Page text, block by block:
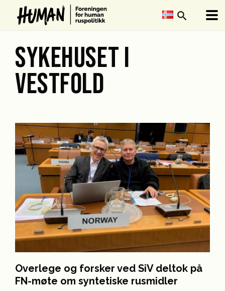
search
SYKEHUSET I
VESTFOLD
Overlege og forsker ved SiV deltok på
FN-møte om syntetiske rusmidler